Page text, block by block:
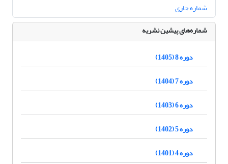
شماره جاری
شماره‌های پیشین نشریه
دوره 8 (1405)
دوره 7 (1404)
دوره 6 (1403)
دوره 5 (1402)
دوره 4 (1401)